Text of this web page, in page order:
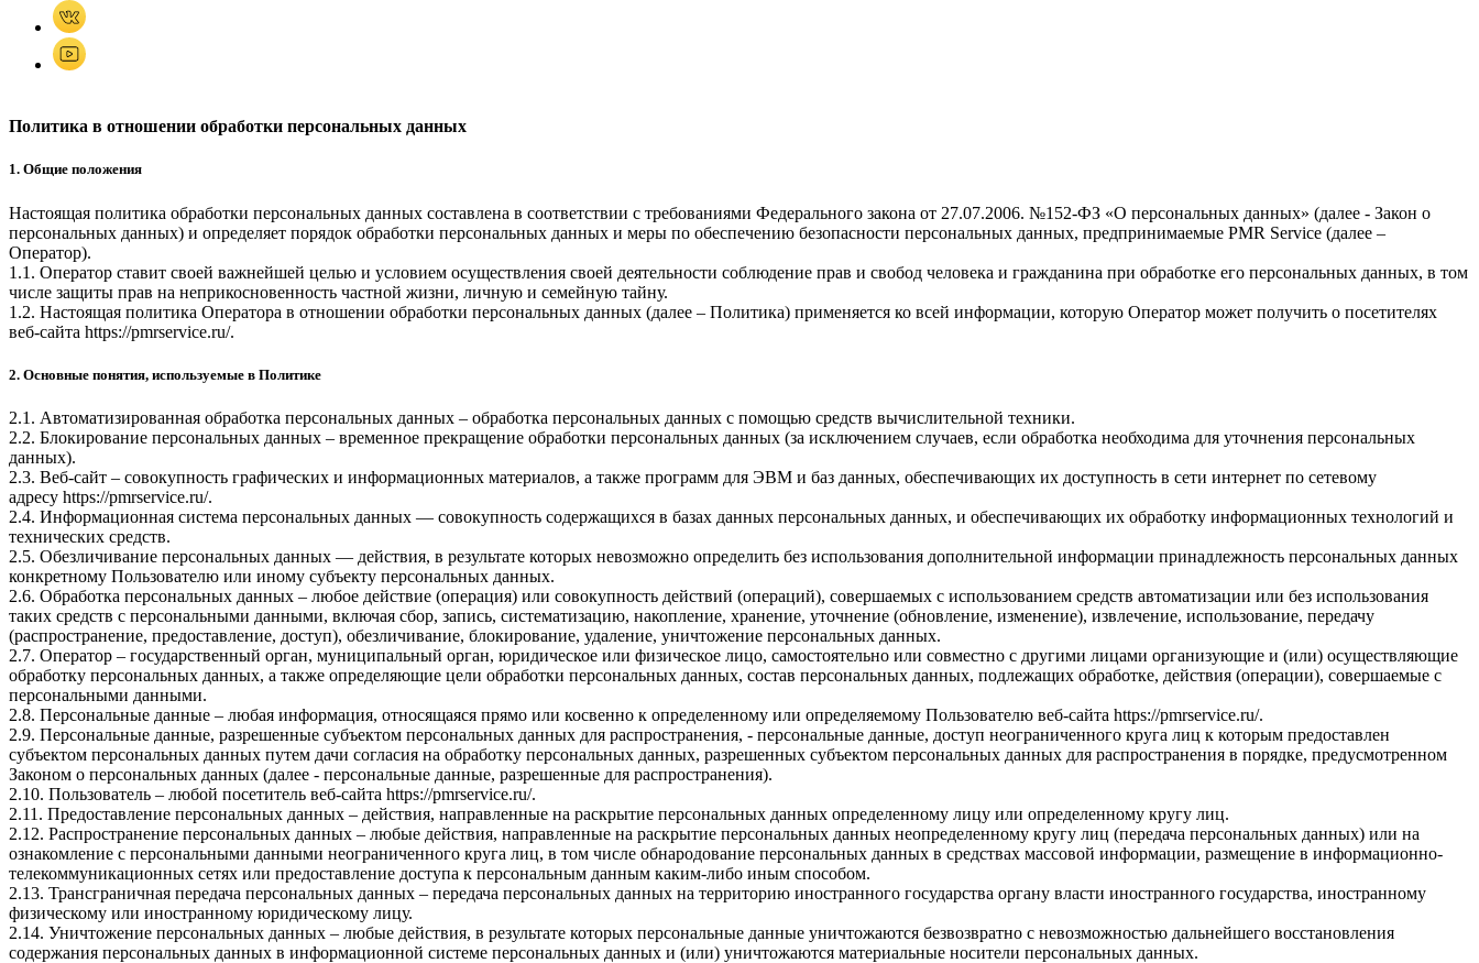
Политика в отношении обработки персональных данных
1. Общие положения
Настоящая политика обработки персональных данных составлена в соответствии с требованиями Федерального закона от 27.07.2006. №152-ФЗ «О персональных данных» (далее - Закон о
персональных данных) и определяет порядок обработки персональных данных и меры по обеспечению безопасности персональных данных, предпринимаемые PMR Service (далее –
Оператор).
1.1. Оператор ставит своей важнейшей целью и условием осуществления своей деятельности соблюдение прав и свобод человека и гражданина при обработке его персональных данных, в том
числе защиты прав на неприкосновенность частной жизни, личную и семейную тайну.
1.2. Настоящая политика Оператора в отношении обработки персональных данных (далее – Политика) применяется ко всей информации, которую Оператор может получить о посетителях
веб-сайта https://pmrservice.ru/.
2. Основные понятия, используемые в Политике
2.1. Автоматизированная обработка персональных данных – обработка персональных данных с помощью средств вычислительной техники.
2.2. Блокирование персональных данных – временное прекращение обработки персональных данных (за исключением случаев, если обработка необходима для уточнения персональных
данных).
2.3. Веб-сайт – совокупность графических и информационных материалов, а также программ для ЭВМ и баз данных, обеспечивающих их доступность в сети интернет по сетевому
адресу https://pmrservice.ru/.
2.4. Информационная система персональных данных — совокупность содержащихся в базах данных персональных данных, и обеспечивающих их обработку информационных технологий и
технических средств.
2.5. Обезличивание персональных данных — действия, в результате которых невозможно определить без использования дополнительной информации принадлежность персональных данных
конкретному Пользователю или иному субъекту персональных данных.
2.6. Обработка персональных данных – любое действие (операция) или совокупность действий (операций), совершаемых с использованием средств автоматизации или без использования
таких средств с персональными данными, включая сбор, запись, систематизацию, накопление, хранение, уточнение (обновление, изменение), извлечение, использование, передачу
(распространение, предоставление, доступ), обезличивание, блокирование, удаление, уничтожение персональных данных.
2.7. Оператор – государственный орган, муниципальный орган, юридическое или физическое лицо, самостоятельно или совместно с другими лицами организующие и (или) осуществляющие
обработку персональных данных, а также определяющие цели обработки персональных данных, состав персональных данных, подлежащих обработке, действия (операции), совершаемые с
персональными данными.
2.8. Персональные данные – любая информация, относящаяся прямо или косвенно к определенному или определяемому Пользователю веб-сайта https://pmrservice.ru/.
2.9. Персональные данные, разрешенные субъектом персональных данных для распространения, - персональные данные, доступ неограниченного круга лиц к которым предоставлен
субъектом персональных данных путем дачи согласия на обработку персональных данных, разрешенных субъектом персональных данных для распространения в порядке, предусмотренном
Законом о персональных данных (далее - персональные данные, разрешенные для распространения).
2.10. Пользователь – любой посетитель веб-сайта https://pmrservice.ru/.
2.11. Предоставление персональных данных – действия, направленные на раскрытие персональных данных определенному лицу или определенному кругу лиц.
2.12. Распространение персональных данных – любые действия, направленные на раскрытие персональных данных неопределенному кругу лиц (передача персональных данных) или на
ознакомление с персональными данными неограниченного круга лиц, в том числе обнародование персональных данных в средствах массовой информации, размещение в информационно-
телекоммуникационных сетях или предоставление доступа к персональным данным каким-либо иным способом.
2.13. Трансграничная передача персональных данных – передача персональных данных на территорию иностранного государства органу власти иностранного государства, иностранному
физическому или иностранному юридическому лицу.
2.14. Уничтожение персональных данных – любые действия, в результате которых персональные данные уничтожаются безвозвратно с невозможностью дальнейшего восстановления
содержания персональных данных в информационной системе персональных данных и (или) уничтожаются материальные носители персональных данных.